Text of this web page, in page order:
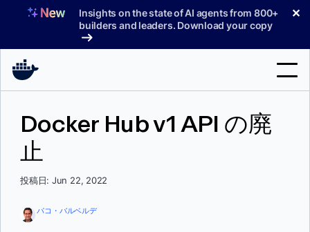
へ
Insights on the state of AI agents from 800+
builders and leaders. Download your copy
✕
製品
索
Docker Hub v1 API の廃
止
投稿日: Jun 22, 2022
パコ・バルベルデ